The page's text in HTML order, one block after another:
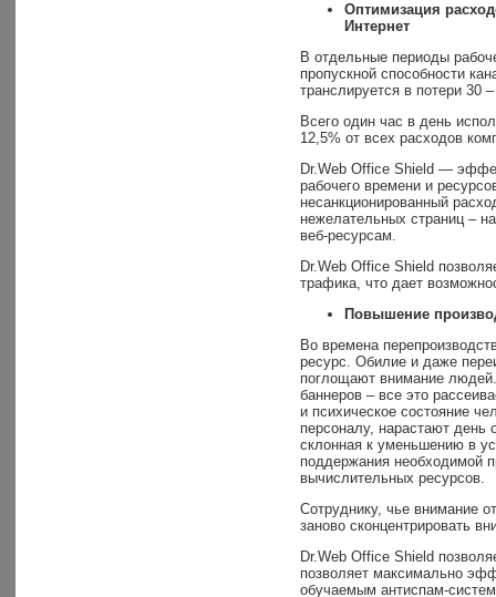
Оптимизация
Интернет
В отдельные периоды
пропускной способности
транслируется в потери 30
Всего один час в день
12,5% от всех расходов
Dr.Web Office Shield —
рабочего времени и
несанкционированный
нежелательных страниц –
веб-ресурсам.
Dr.Web Office Shield
трафика, что дает
Повышение
Во времена
ресурс. Обилие и даже
поглощают внимание
баннеров – все это
и психическое состояние
персоналу, нарастают день
склонная к уменьшению в
поддержания необходимой
вычислительных ресурсов.
Сотруднику, чье внимание
заново сконцентрировать
Dr.Web Office Shield
позволяет максимально
обучаемым антиспам-